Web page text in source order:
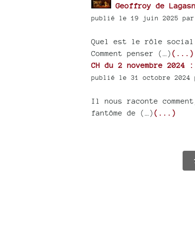
Geoffroy de
publié le 19 juin 2025 par
Quel est le rôle social
Comment penser (…) (...)
CH du 2 novembre
publié le 31 octobre
Il nous raconte
fantôme de (…) (...)